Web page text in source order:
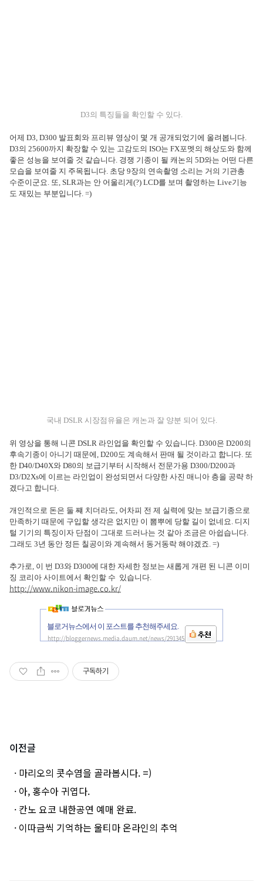
D3의 특징들을 확인할 수 있다.
어제 D3, D300 발표회와 프리뷰 영상이 몇 개 공개되었기에 올려봅니다.
D3의 25600까지 확장할 수 있는 고감도의 ISO는 FX포멧의 해상도와 함께
좋은 성능을 보여줄 것 같습니다. 경쟁 기종이 될 캐논의 5D와는 어떤 다른
모습을 보여줄 지 주목됩니다. 초당 9장의 연속촬영 소리는 거의 기관총
수준이군요. 또, SLR과는 안 어울리게(?) LCD를 보며 촬영하는 Live기능
도 재밌는 부분입니다. =)
국내 DSLR 시장점유율은 캐논과 잘 양분 되어 있다.
위 영상을 통해 니콘 DSLR 라인업을 확인할 수 있습니다. D300은 D200의
후속기종이 아니기 때문에, D200도 계속해서 판매 될 것이라고 합니다. 또
한 D40/D40X와 D80의 보급기부터 시작해서 전문가용 D300/D200과
D3/D2Xs에 이르는 라인업이 완성되면서 다양한 사진 매니아 층을 공략 하
겠다고 합니다.
개인적으로 돈은 둘 쨰 치더라도, 어차피 전 제 실력에 맞는 보급기종으로
만족하기 때문에 구입할 생각은 없지만 이 뽐뿌에 당할 길이 없네요. 디지
털 기기의 특징이자 단점이 그대로 드러나는 것 같아 조금은 아쉽습니다.
그래도 3년 동안 정든 칠공이와 계속해서 동거동락 해야겠죠. =)
추가로, 이 번 D3와 D300에 대한 자세한 정보는 새롭게 개편 된 니콘 이미
징 코리아 사이트에서 확인할 수 있습니다.
http://www.nikon-image.co.kr/
블로거뉴스에서 이 포스트를 추천해주세요.
http://bloggernews.media.daum.net/news/291345
구독하기
이전글
· 마리오의 콧수염을 골라봅시다. =)
· 아, 홍수아 귀엽다.
· 칸노 요코 내한공연 예매 완료.
· 이따금씩 기억하는 울티마 온라인의 추억